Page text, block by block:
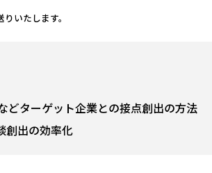
いたします。
どターゲット企業との接点創出の方法
創出の効率化